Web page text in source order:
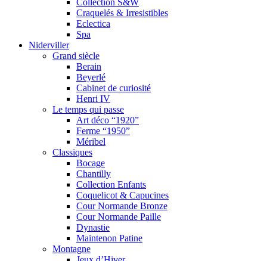
Craquelés & Irresistibles
Eclectica
Spa
Niderviller
Grand siècle
Berain
Beyerlé
Cabinet de curiosité
Henri IV
Le temps qui passe
Art déco “1920”
Ferme “1950”
Méribel
Classiques
Bocage
Chantilly
Collection Enfants
Coquelicot & Capucines
Cour Normande Bronze
Cour Normande Paille
Dynastie
Maintenon Patine
Montagne